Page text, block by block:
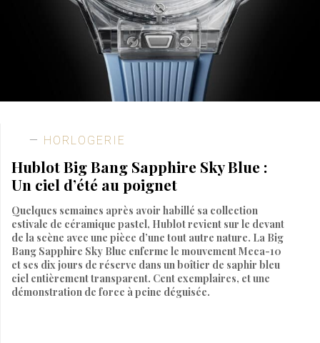
HORLOGERIE
Hublot Big Bang Sapphire Sky Blue :
Un ciel d’été au poignet
Quelques semaines après avoir habillé sa collection
estivale de céramique pastel, Hublot revient sur le devant
de la scène avec une pièce d’une tout autre nature. La Big
Bang Sapphire Sky Blue enferme le mouvement Meca-10
et ses dix jours de réserve dans un boîtier de saphir bleu
ciel entièrement transparent. Cent exemplaires, et une
démonstration de force à peine déguisée.